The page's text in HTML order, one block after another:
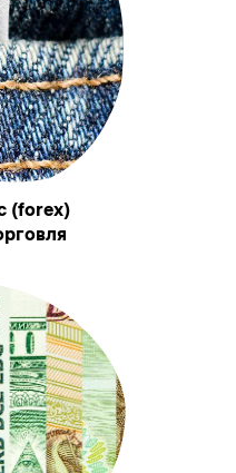
(forex)